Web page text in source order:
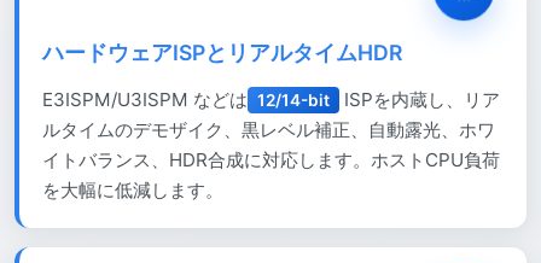
ハードウェアISPとリアルタイムHDR
E3ISPM/U3ISPM などは 12/14-bit
ISPを内蔵し、リア
ルタイムのデモザイク、黒レベル補正、自動露光、ホワ
イトバランス、HDR合成に対応します。ホストCPU負荷
を大幅に低減します。